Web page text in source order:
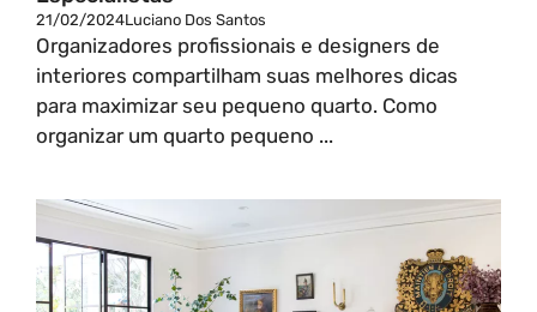
21/02/2024Luciano Dos Santos
Organizadores profissionais e designers de
interiores compartilham suas melhores dicas
para maximizar seu pequeno quarto. Como
organizar um quarto pequeno ...